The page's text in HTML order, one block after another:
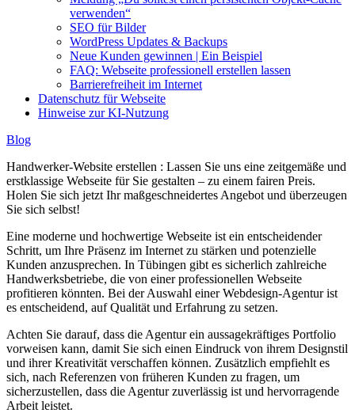
verwenden“
SEO für Bilder
WordPress Updates & Backups
Neue Kunden gewinnen | Ein Beispiel
FAQ: Webseite professionell erstellen lassen
Barrierefreiheit im Internet
Datenschutz für Webseite
Hinweise zur KI-Nutzung
Blog
Handwerker-Website erstellen : Lassen Sie uns eine zeitgemäße und
erstklassige Webseite für Sie gestalten – zu einem fairen Preis.
Holen Sie sich jetzt Ihr maßgeschneidertes Angebot und überzeugen
Sie sich selbst!
Eine moderne und hochwertige Webseite ist ein entscheidender
Schritt, um Ihre Präsenz im Internet zu stärken und potenzielle
Kunden anzusprechen. In Tübingen gibt es sicherlich zahlreiche
Handwerksbetriebe, die von einer professionellen Webseite
profitieren könnten. Bei der Auswahl einer Webdesign-Agentur ist
es entscheidend, auf Qualität und Erfahrung zu setzen.
Achten Sie darauf, dass die Agentur ein aussagekräftiges Portfolio
vorweisen kann, damit Sie sich einen Eindruck von ihrem Designstil
und ihrer Kreativität verschaffen können. Zusätzlich empfiehlt es
sich, nach Referenzen von früheren Kunden zu fragen, um
sicherzustellen, dass die Agentur zuverlässig ist und hervorragende
Arbeit leistet.